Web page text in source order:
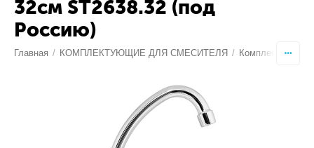
32см ST2638.32 (под
Россию)
Главная / КОМПЛЕКТУЮЩИЕ ДЛЯ СМЕСИТЕЛЯ / Комплектующие